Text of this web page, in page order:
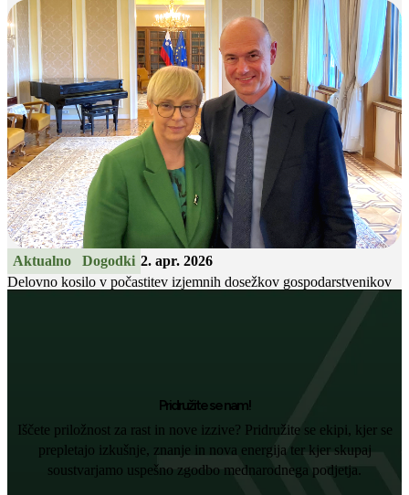
Aktualno Dogodki 2. apr. 2026
Delovno kosilo v počastitev izjemnih dosežkov gospodarstvenikov
Pridružite se nam!
Iščete priložnost za rast in nove izzive? Pridružite se ekipi, kjer se
prepletajo izkušnje, znanje in nova energija ter kjer skupaj
soustvarjamo uspešno zgodbo mednarodnega podjetja.